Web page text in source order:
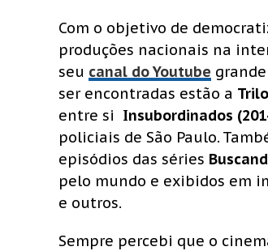
Com o objetivo de
produções nacionais na
seu canal do Youtube
ser encontradas estão a
entre si  Insubordinados
policiais de São Paulo.
episódios das séries
pelo mundo e exibidos em
e outros.
Sempre percebi que o